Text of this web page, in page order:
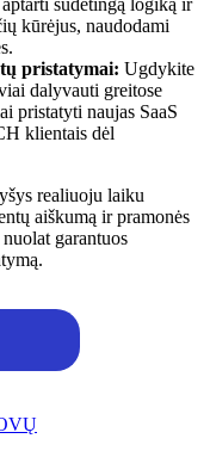
kūrėjus, naudodami
pristatymai: Ugdykite
dalyvauti greitose
pristatyti naujas SaaS
klientais dėl
realiuoju laiku
aiškumą ir pramonės
garantuos